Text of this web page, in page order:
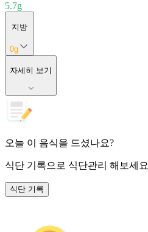
5.7g
지방
0g
자세히 보기
오늘 이 음식을 드셨나요?
식단 기록으로 식단관리 해보세요
식단 기록